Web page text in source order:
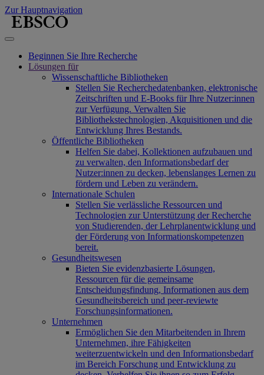
Zur Hauptnavigation
Beginnen Sie Ihre Recherche
Lösungen für
Wissenschaftliche Bibliotheken
Stellen Sie Recherchedatenbanken, elektronische
Zeitschriften und E-Books für Ihre Nutzer:innen
zur Verfügung. Verwalten Sie
Bibliothekstechnologien, Akquisitionen und die
Entwicklung Ihres Bestands.
Öffentliche Bibliotheken
Helfen Sie dabei, Kollektionen aufzubauen und
zu verwalten, den Informationsbedarf der
Nutzer:innen zu decken, lebenslanges Lernen zu
fördern und Leben zu verändern.
Internationale Schulen
Stellen Sie verlässliche Ressourcen und
Technologien zur Unterstützung der Recherche
von Studierenden, der Lehrplanentwicklung und
der Förderung von Informationskompetenzen
bereit.
Gesundheitswesen
Bieten Sie evidenzbasierte Lösungen,
Ressourcen für die gemeinsame
Entscheidungsfindung, Informationen aus dem
Gesundheitsbereich und peer-reviewte
Forschungsinformationen.
Unternehmen
Ermöglichen Sie den Mitarbeitenden in Ihrem
Unternehmen, ihre Fähigkeiten
weiterzuentwickeln und den Informationsbedarf
im Bereich Forschung und Entwicklung zu